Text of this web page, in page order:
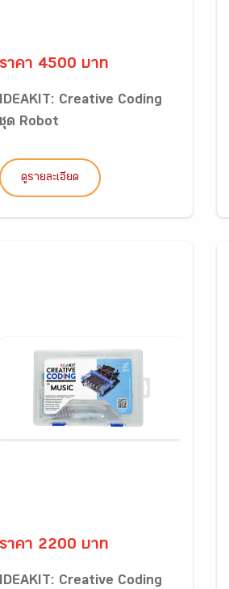
ราคา 4500 บาท
IDEAKIT: Creative Coding
ชุด Robot
ดูรายละเอียด
ราคา 2200 บาท
IDEAKIT: Creative Coding